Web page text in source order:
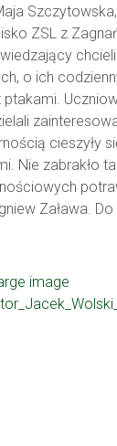
ZSL z
o ich
ptakami.
cieszyły
Nie zabrakło
Zaława.